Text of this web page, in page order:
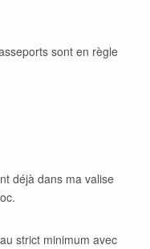
sont en règle
déjà dans ma valise
strict minimum avec